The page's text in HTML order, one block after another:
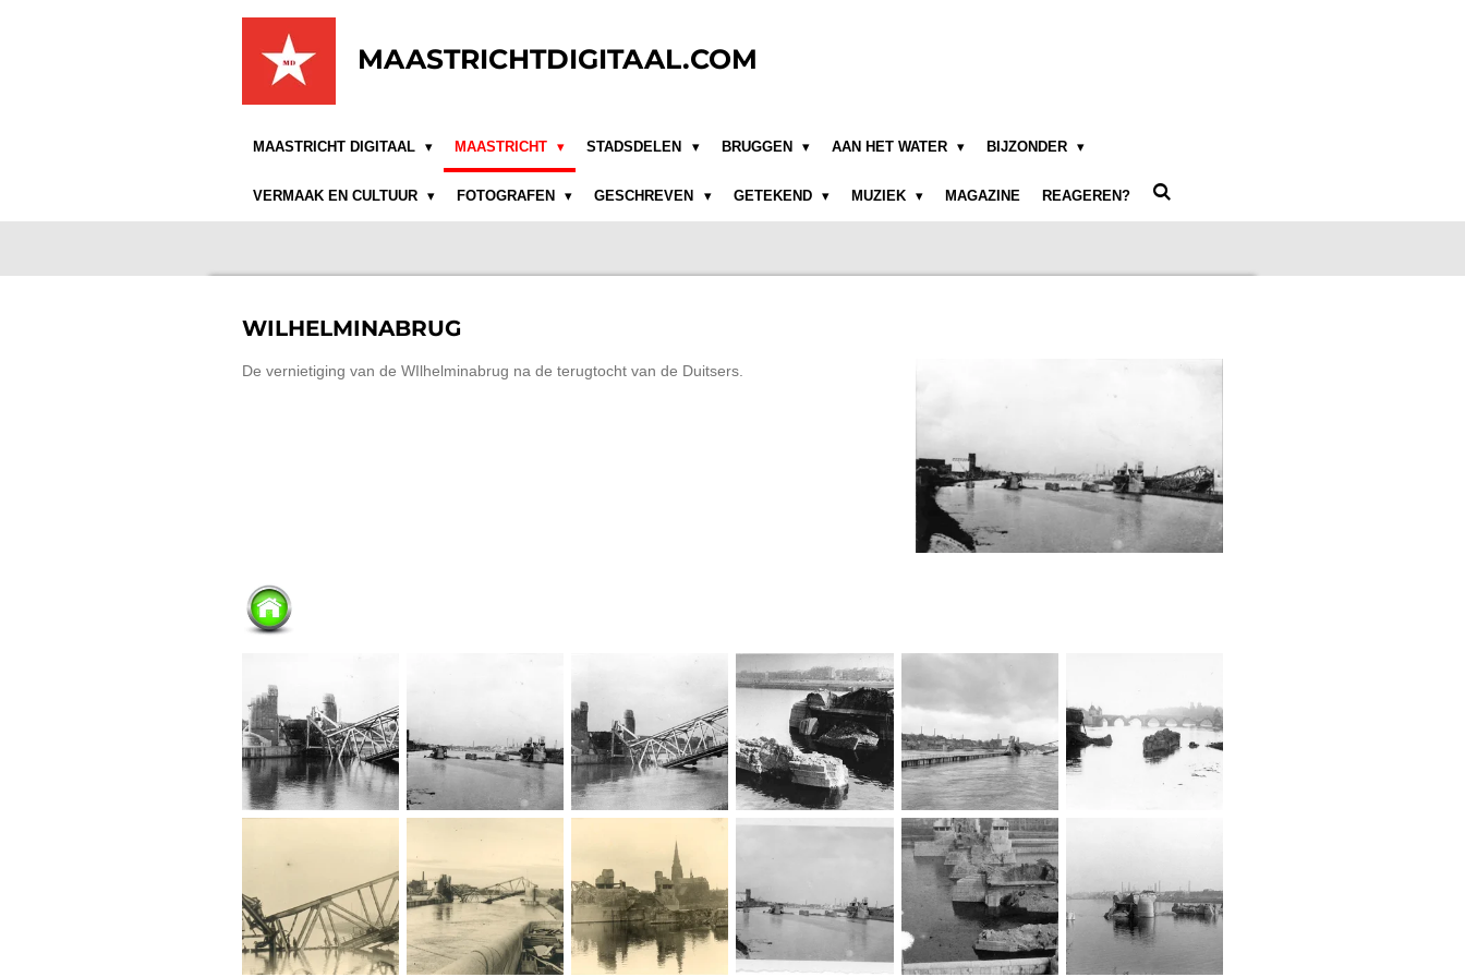
MAASTRICHTDIGITAAL.COM
MAASTRICHT DIGITAAL MAASTRICHT STADSDELEN BRUGGEN AAN HET WATER BIJZONDER
VERMAAK EN CULTUUR FOTOGRAFEN GESCHREVEN GETEKEND MUZIEK MAGAZINE REAGEREN?
WILHELMINABRUG
De vernietiging van de WIlhelminabrug na de terugtocht van de Duitsers.